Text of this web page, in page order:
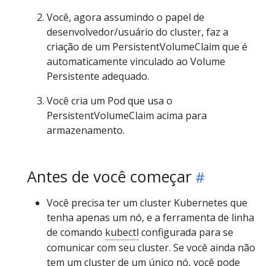
Você, agora assumindo o papel de
desenvolvedor/usuário do cluster, faz a
criação de um PersistentVolumeClaim que é
automaticamente vinculado ao Volume
Persistente adequado.
Você cria um Pod que usa o
PersistentVolumeClaim acima para
armazenamento.
Antes de você começar
Você precisa ter um cluster Kubernetes que
tenha apenas um nó, e a ferramenta de linha
de comando kubectl configurada para se
comunicar com seu cluster. Se você ainda não
tem um cluster de um único nó, você pode